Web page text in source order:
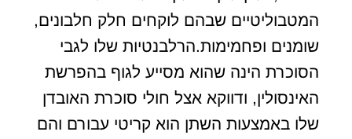
המטבוליטיים שבהם לוקחים חלק חלבונים,
שומנים ופחמימות.הרלבנטיות שלו לגבי
הסוכרת הינה שהוא מסייע לגוף בהפרשת
האינסולין, ודווקא אצל חולי סוכרת האובדן
שלו באמצעות השתן הוא קריטי עבורם והם